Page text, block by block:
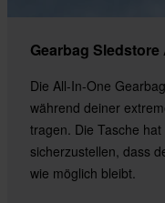
Gearbag Sledstore
Die All-In-One
während deiner
tragen. Die Tasche
sicherzustellen, dass
wie möglich bleibt.